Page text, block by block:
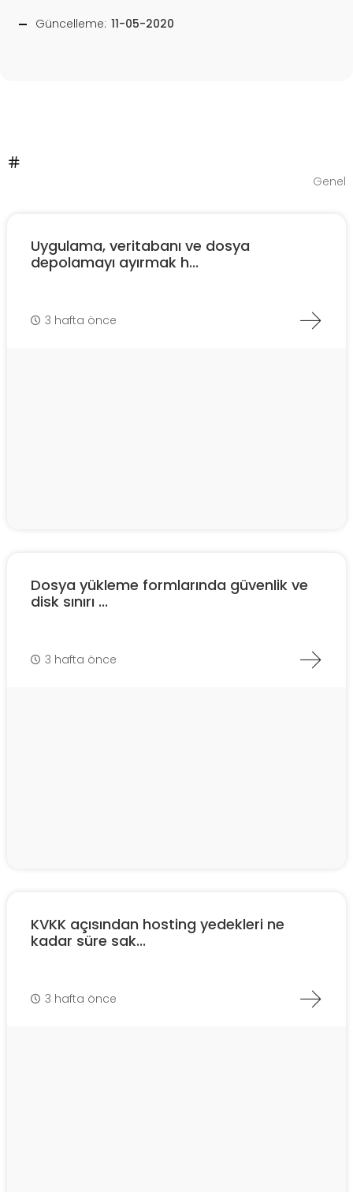
Güncelleme: 11-05-2020
Genel
Uygulama, veritabanı ve dosya
depolamayı ayırmak h...
3 hafta önce
Dosya yükleme formlarında güvenlik ve
disk sınırı ...
3 hafta önce
KVKK açısından hosting yedekleri ne
kadar süre sak...
3 hafta önce